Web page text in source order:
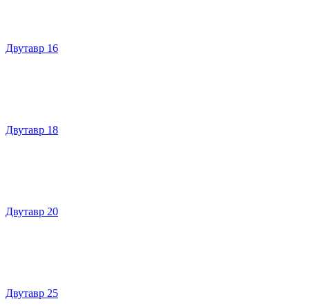
Двутавр 16
Двутавр 18
Двутавр 20
Двутавр 25